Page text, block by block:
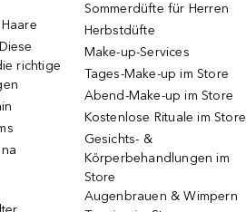
richtige
Sommerdüfte für Herren
Herbstdüfte
Make-up-Services
Tages-Make-up im Store
Abend-Make-up im Store
Kostenlose Rituale im Store
Gesichts- &
Körperbehandlungen im
Store
Augenbrauen & Wimpern